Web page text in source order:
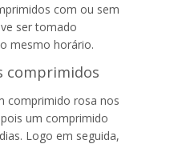
com ou sem
ser tomado
mesmo horário.
comprimidos
comprimido rosa nos
um comprimido
Logo em seguida,